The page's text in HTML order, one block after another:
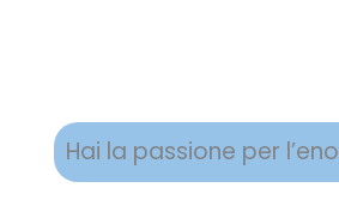
Hai la passione per